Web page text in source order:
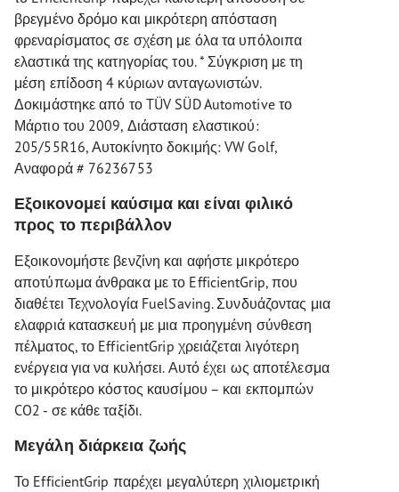
βρεγμένο δρόμο και μικρότερη απόσταση
φρεναρίσματος σε σχέση με όλα τα υπόλοιπα
ελαστικά της κατηγορίας του. * Σύγκριση με τη
μέση επίδοση 4 κύριων ανταγωνιστών.
Δοκιμάστηκε από το TÜV SÜD Automotive το
Μάρτιο του 2009, Διάσταση ελαστικού:
205/55R16, Αυτοκίνητο δοκιμής: VW Golf,
Αναφορά # 76236753
Εξοικονομεί καύσιμα και είναι φιλικό
προς το περιβάλλον
Εξοικονομήστε βενζίνη και αφήστε μικρότερο
αποτύπωμα άνθρακα με το EfficientGrip, που
διαθέτει Τεχνολογία FuelSaving. Συνδυάζοντας μια
ελαφριά κατασκευή με μια προηγμένη σύνθεση
πέλματος, το EfficientGrip χρειάζεται λιγότερη
ενέργεια για να κυλήσει. Αυτό έχει ως αποτέλεσμα
το μικρότερο κόστος καυσίμου – και εκπομπών
CO2 - σε κάθε ταξίδι.
Μεγάλη διάρκεια ζωής
Το EfficientGrip παρέχει μεγαλύτερη χιλιομετρική